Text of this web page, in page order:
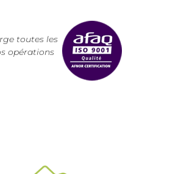
toutes les
opérations